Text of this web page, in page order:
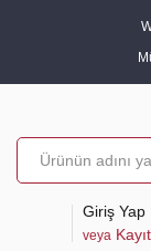
Giriş Yap
veya